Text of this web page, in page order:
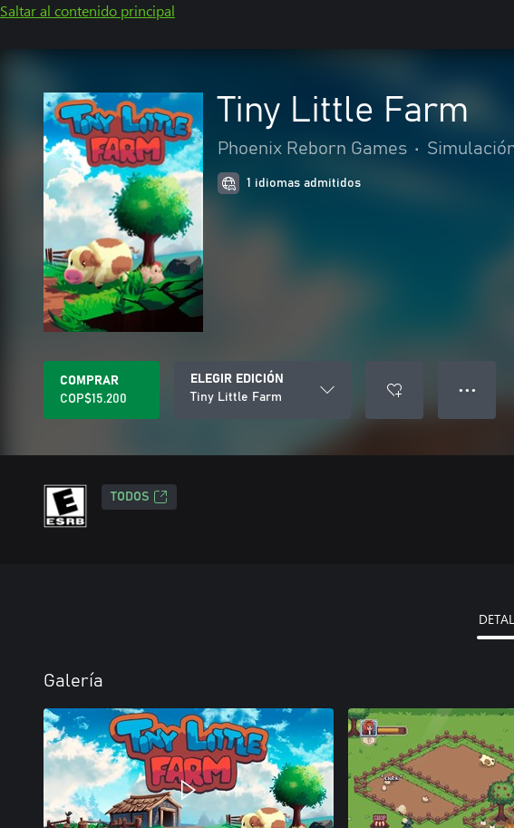
Saltar al contenido principal
Tiny Little Farm
Phoenix Reborn Games •
1 idiomas admitidos
COMPRAR
COP$15.200
ELEGIR EDICIÓN
Tiny Little Farm
● ● ●
TODOS
Galería